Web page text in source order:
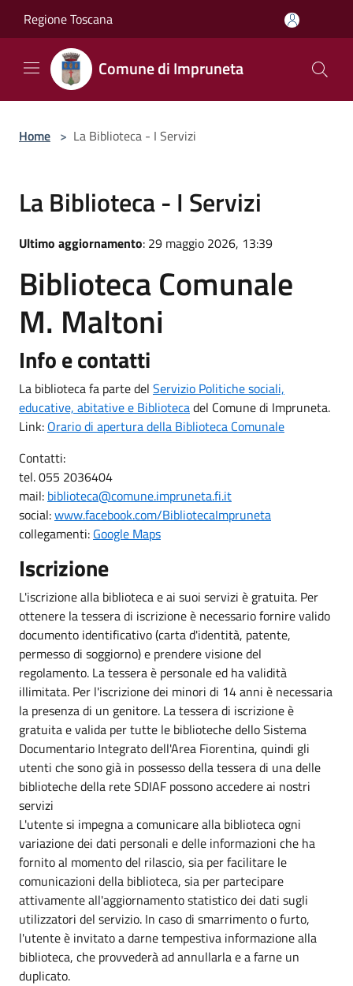
Regione Toscana
Comune di Impruneta
Home > La Biblioteca - I Servizi
La Biblioteca - I Servizi
Ultimo aggiornamento: 29 maggio 2026, 13:39
Biblioteca Comunale
M. Maltoni
Info e contatti
La biblioteca fa parte del Servizio Politiche sociali,
educative, abitative e Bibliotecadel Comune di Impruneta.
Link: Orario di apertura della Biblioteca Comunale
Contatti:
tel. 055 2036404
mail: biblioteca@comune.impruneta.fi.it
social:www.facebook.com/BibliotecaImpruneta
collegamenti: Google Maps
Iscrizione
L'iscrizione alla biblioteca e ai suoi servizi è gratuita. Per
ottenere la tessera di iscrizione è necessario fornire valido
documento identificativo (carta d'identità, patente,
permesso di soggiorno) e prendere visione del
regolamento. La tessera è personale ed ha validità
illimitata. Per l'iscrizione dei minori di 14 anni è necessaria
la presenza di un genitore. La tessera di iscrizione è
gratuita e valida per tutte le biblioteche dello Sistema
Documentario Integrato dell'Area Fiorentina, quindi gli
utenti che sono già in possesso della tessera di una delle
biblioteche della rete SDIAF possono accedere ai nostri
servizi
L'utente si impegna a comunicare alla biblioteca ogni
variazione dei dati personali e delle informazioni che ha
fornito al momento del rilascio, sia per facilitare le
comunicazioni della biblioteca, sia per partecipare
attivamente all'aggiornamento statistico dei dati sugli
utilizzatori del servizio. In caso di smarrimento o furto,
l'utente è invitato a darne tempestiva informazione alla
biblioteca, che provvederà ad annullarla e a farne un
duplicato.